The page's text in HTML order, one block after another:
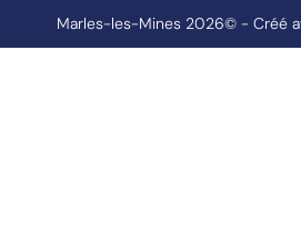
Marles-les-Mines 2026© - Créé